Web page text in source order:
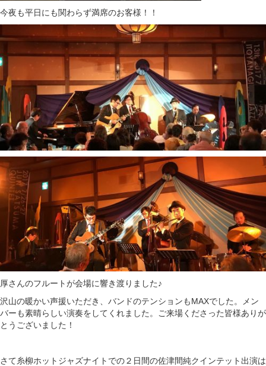
今夜も平日にも関わらず満席のお客様！！
厚さんのフルートが会場に響き渡りました♪
沢山の暖かい声援いただき、バンドのテンションもMAXでした。メン
バーも素晴らしい演奏をしてくれました。ご来場くださった皆様ありが
とうございました！
さて糸柳ホットジャズナイトでの２日間の佐津間純クインテット出演は